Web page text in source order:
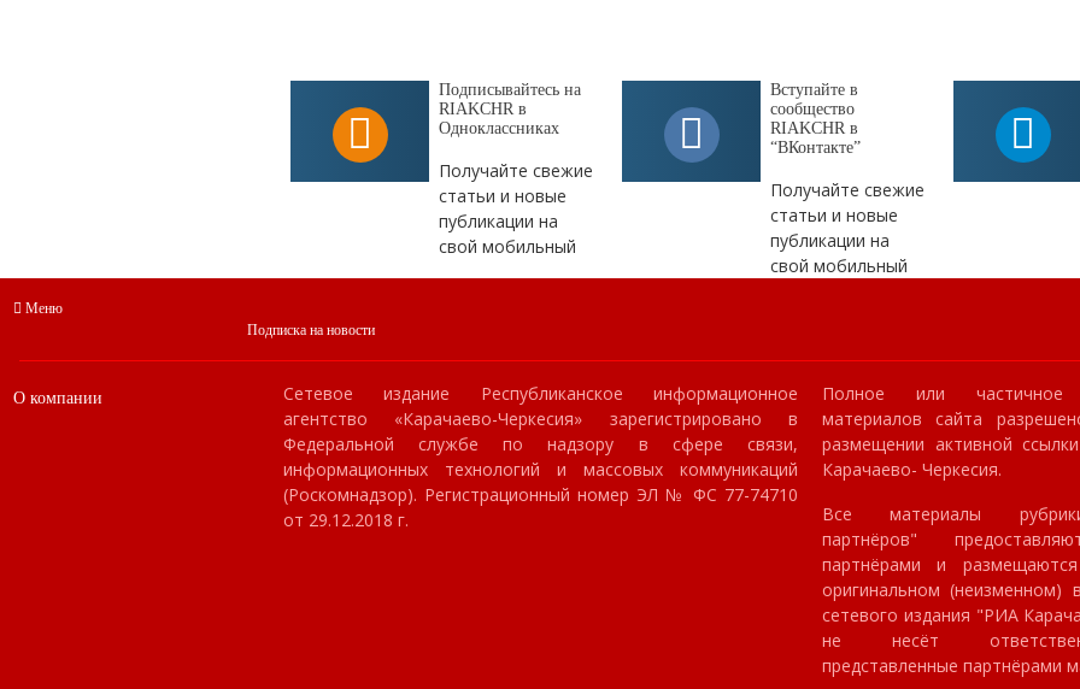
Подписывайтесь на
RIAKCHR в
Одноклассниках
Получайте свежие
статьи и новые
публикации на
свой мобильный
Вступайте в
сообщество
RIAKCHR в
“ВКонтакте”
Получайте свежие
статьи и новые
публикации на
свой мобильный
Меню
Подписка на новости
О компании
Сетевое издание Республиканское информационное
агентство «Карачаево-Черкесия» зарегистрировано в
Федеральной службе по надзору в сфере связи,
информационных технологий и массовых коммуникаций
(Роскомнадзор). Регистрационный номер ЭЛ № ФС 77-74710
от 29.12.2018 г.
Полное или частичное
материалов сайта
размещении активной
Карачаево- Черкесия.
Все материалы
партнёров"
партнёрами и
оригинальном (неизменном)
сетевого издания "РИА
не несёт
представленные партнёрами